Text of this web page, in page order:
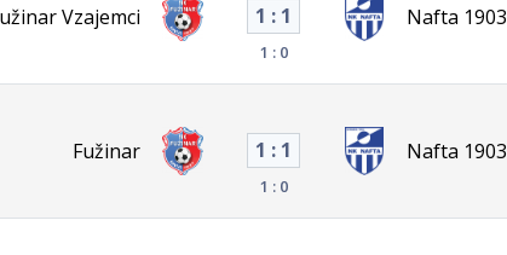
Vzajemci 1 : 1
1 : 0
Nafta 1903
Fužinar 1 : 1
1 : 0
Nafta 1903